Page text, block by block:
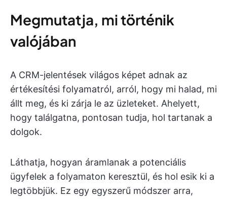
Megmutatja, mi történik
valójában
A CRM-jelentések világos képet adnak az
értékesítési folyamatról, arról, hogy mi halad, mi
állt meg, és ki zárja le az üzleteket. Ahelyett,
hogy találgatna, pontosan tudja, hol tartanak a
dolgok.
Láthatja, hogyan áramlanak a potenciális
ügyfelek a folyamaton keresztül, és hol esik ki a
legtöbbjük. Ez egy egyszerű módszer arra,